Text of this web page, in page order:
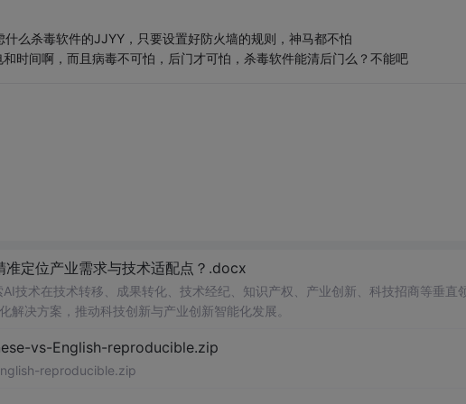
么杀毒软件的JJYY，只要设置好防火墙的规则，神马都不怕
时间啊，而且病毒不可怕，后门才可怕，杀毒软件能清后门么？不能吧
定位产业需求与技术适配点？.docx
技术在技术转移、成果转化、技术经纪、知识产权、产业创新、科技招商等垂直
决方案，推动科技创新与产业创新智能化发展。
vs-English-reproducible.zip
reproducible.zip